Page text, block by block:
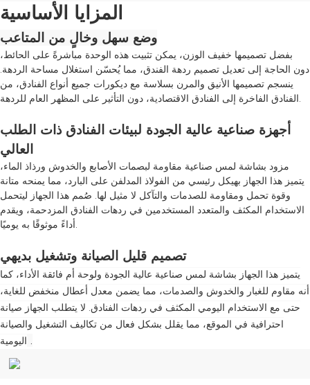
المزايا الأساسية
وضع سهل وخالٍ من المتاعب
بفضل تصميمها خفيف الوزن، يمكن تثبيت هذه الوحدة مباشرةً على الحائط،
دون الحاجة إلى تعديل تصميم ردهة الفندق، مما يُحسّن استغلال مساحة الردهة.
ينسجم تصميمها الأنيق والمرن بسلاسة مع ديكورات جميع أنواع الفنادق، من
الفنادق الفاخرة إلى الفنادق الاقتصادية، دون التأثير على المظهر العام للردهة.
أجهزة صناعية عالية الجودة لبيئات الفنادق ذات الطلب
العالي
مزود بشاشة لمس صناعية مقاومة لبصمات الأصابع والخدوش ورذاذ الماء،
يتميز هذا الجهاز بهيكل رئيسي من الفولاذ المدلفن على البارد، مما يمنحه متانة
وقوة تحمل ومقاومة للصدمات والتآكل لا مثيل لها. صُمم هذا الجهاز ليتحمل
الاستخدام المكثف والمتعدد المستخدمين في ردهات الفنادق المزدحمة، ويقدم
أداءً موثوقًا به يوميًا.
تصميم قليل الصيانة وتشغيل بديهي
يتميز هذا الجهاز بشاشة لمس صناعية عالية الجودة ولوحة أم فائقة الأداء، كما
أنه مقاوم للغبار والخدوش والصدمات، مما يضمن معدل أعطال منخفض للغاية،
حتى مع الاستخدام اليومي المكثف في ردهات الفنادق. لا يتطلب الجهاز صيانة
احترافية في الموقع، مما يقلل بشكل فعال من تكاليف التشغيل والصيانة
اليومية